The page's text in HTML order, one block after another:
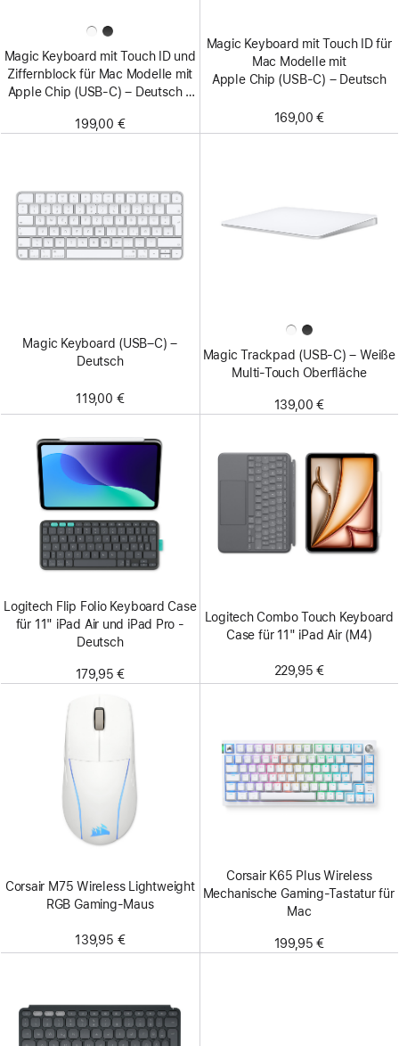
Magic Keyboard mit Touch ID und
Ziffern­block für Mac Modelle mit
Apple Chip (USB‑C) – Deutsch –
199,00 €
Magic Keyboard mit Touch ID für
Mac Modelle mit
Apple Chip (USB-C) – Deutsch
169,00 €
Magic Keyboard (USB–C) –
Deutsch
119,00 €
Magic Trackpad (USB‑C) – Weiße
Multi-Touch Oberfläche
139,00 €
Logitech Flip Folio Keyboard Case
für 11" iPad Air und iPad Pro -
Deutsch
179,95 €
Logitech Combo Touch Keyboard
Case für 11" iPad Air (M4)
229,95 €
Corsair M75 Wireless Lightweight
RGB Gaming-Maus
139,95 €
Corsair K65 Plus Wireless
Mechanische Gaming-Tastatur für
Mac
199,95 €